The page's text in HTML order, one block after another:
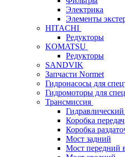
Электрика
Элементы
HITACHI
Редукторы
KOMATSU
Редукторы
SANDVIK
Запчасти Normet
Гидронасосы для
Гидромоторы для
Трансмиссия
Коробка передач
Коробка
Мост задний
Мост передний